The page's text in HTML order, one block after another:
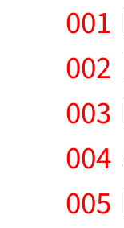
001
002
003
004
005